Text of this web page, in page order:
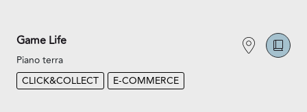
Game Life
Piano terra
CLICK&COLLECT
E-COMMERCE